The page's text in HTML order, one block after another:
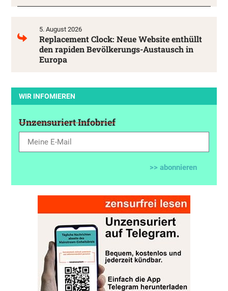
5. August 2026
Replacement Clock: Neue Website enthüllt
den rapiden Bevölkerungs-Austausch in
Europa
WIR INFOMIEREN
Unzensuriert Infobrief
>> abonnieren